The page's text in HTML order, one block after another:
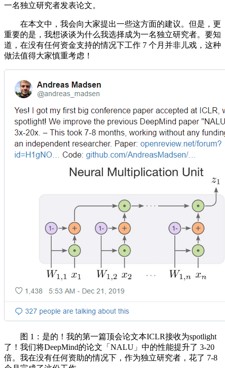
一名独立研究者发表论文。
在本文中，我会向大家提出一些这方面的建议。但是，更
重要的是，我想谈谈为什么我选择成为一名独立研究者。要知
道，在没有任何资金支持的情况下工作 7 个月并非儿戏，这种
做法值得大家慎重考虑！
图 1：是的！我的第一篇顶会论文本ICLR接收为spotlight
了！我们将DeepMind的论文「NALU」中的性能提升了 3-20
倍。我在没有任何资助的情况下，作为独立研究者，花了 7-8